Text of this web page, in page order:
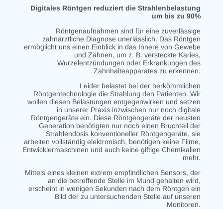
Digitales Röntgen reduziert die Strahlenbelastung
um bis zu 90%
Röntgenaufnahmen sind für eine zuverlässige
zahnärztliche Diagnose unerlässlich. Das Röntgen
ermöglicht uns einen Einblick in das Innere von Gewebe
und Zähnen, um z. B. versteckte Karies,
Wurzelentzündungen oder Erkrankungen des
Zahnhalteapparates zu erkennen.
Leider belastet bei der herkömmlichen
Röntgentechnologie die Strahlung den Patienten. Wir
wollen diesen Belastungen entgegenwirken und setzen
in unserer Praxis inzwischen nur noch digitale
Röntgengeräte ein. Diese Röntgengeräte der neusten
Generation benötigten nur noch einen Bruchteil der
Strahlendosis konventioneller Röntgengeräte, sie
arbeiten vollständig elektronisch, benötigen keine Filme,
Entwicklermaschinen und auch keine giftige Chemikalien
mehr.
Mittels eines kleinen extrem empfindlichen Sensors, der
an die betreffende Stelle im Mund gehalten wird,
erscheint in wenigen Sekunden nach dem Röntgen ein
Bild der zu untersuchenden Stelle auf unseren
Monitoren.